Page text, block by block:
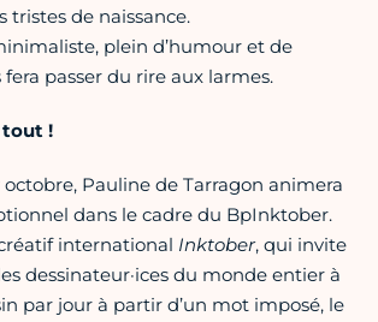
tristes de naissance.
plein d’humour et de
passer du rire aux larmes.
tout !
octobre, Pauline de Tarragon animera
dans le cadre du BpInktober.
international Inktober, qui invite
dessinateur·ices du monde entier à
par jour à partir d’un mot imposé, le